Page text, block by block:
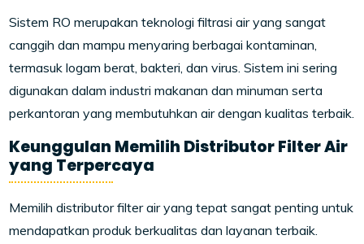
Sistem RO merupakan teknologi filtrasi air yang sangat
canggih dan mampu menyaring berbagai kontaminan,
termasuk logam berat, bakteri, dan virus. Sistem ini sering
digunakan dalam industri makanan dan minuman serta
perkantoran yang membutuhkan air dengan kualitas terbaik.
Keunggulan Memilih Distributor Filter Air
yang Terpercaya
Memilih distributor filter air yang tepat sangat penting untuk
mendapatkan produk berkualitas dan layanan terbaik.